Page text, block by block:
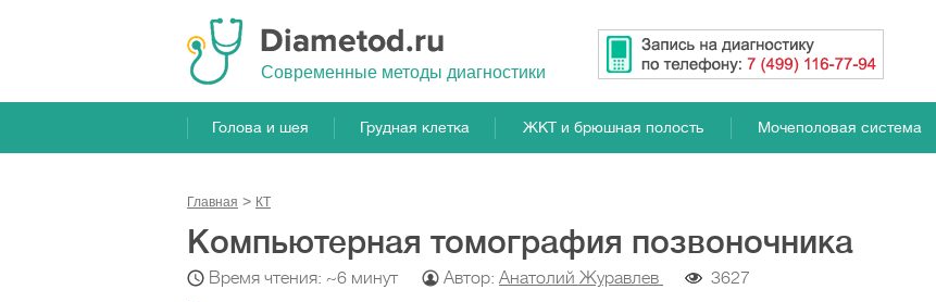
Cовременные методы диагностики
Голова и шея Грудная клетка ЖКТ и брюшная полость Мочеполовая система
Главная КТ
Компьютерная томография позвоночника
Время чтения: ~6 минут Автор: Анатолий Журавлев
3627